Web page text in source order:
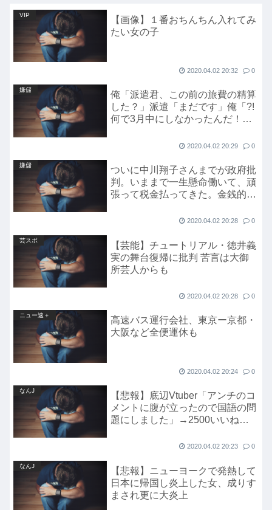
VIP
【画像】１番おちんちん入れてみ
たい女の子
2020.04.02 20:32 0
嫌儲
俺「派遣君、この前の旅費の精算
した？」派遣「まだです」俺「?!
何で3月中にしなかったんだ！年
2020.04.02 20:29 0
嫌儲
ついに中川翔子さんまでが政府批
判。いままで一生懸命働いて、頑
張って税金払ってきた。金銭的な
2020.04.02 20:28 0
芸スポ
【芸能】チュートリアル・徳井義
実の舞台復帰に批判 苦言は大御
所芸人からも
2020.04.02 20:28 0
ニュー速＋
高速バス運行会社、東京ー京都・
大阪など全便運休も
2020.04.02 20:24 0
なんJ
【悲報】底辺Vtuber「アンチのコ
メントに腹が立ったので国語の問
題にしました」→2500いいね
2020.04.02 20:23 0
なんJ
【悲報】ニューヨークで発熱して
日本に帰国し炎上した女、成りす
まされ更に大炎上